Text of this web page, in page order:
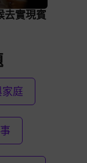
去實現賓
庭